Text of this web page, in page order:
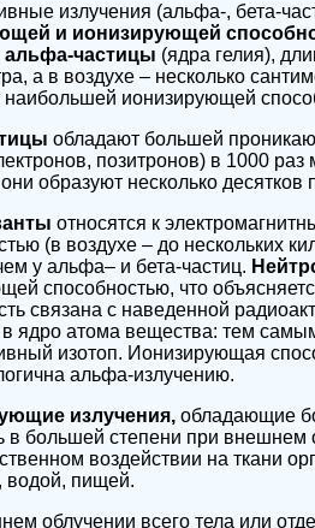
излучения (альфа-, бета-
и ионизирующей
альфа-частицы (ядра гелия),
а в воздухе – несколько
наибольшей ионизирующей
обладают большей
позитронов) в 1000
образуют несколько десятков
относятся к
(в воздухе – до нескольких
у альфа– и бета-частиц.
способностью, что
связана с наведенной
ядро атома вещества: тем
изотоп. Ионизирующая
альфа-излучению.
излучения, обладающие
в большей степени при внешнем
воздействии на ткани
водой, пищей.
облучении всего тела или